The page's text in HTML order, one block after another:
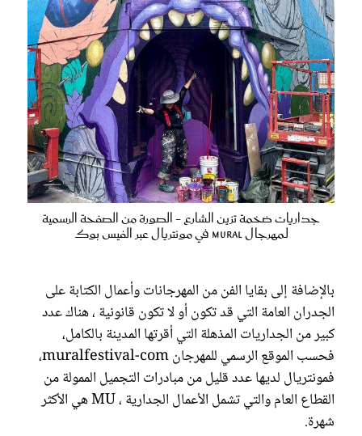
جداريات ضخمة تزين الشارع - الصورة من الصفحة الرسمية
لـمهرجال MURAL في مونتريال عبر الفيس بوك
بالإضافة إلى بقايا الفن من المهرجانات وأعمال الكتابة على
الجدران العامة التي قد تكون أو لا تكون قانونية ، هناك عدد
كبير من الجداريات المذهلة التي أقرتها المدينة بالكامل،
فحسب الموقع الرسمي للمهرجان muralfestival-com،
فمونتريال لديها عدد قليل من مبادرات التجميل الممولة من
القطاع العام والتي تشمل الأعمال الجدارية ، MU هي الأكثر
شهرة.